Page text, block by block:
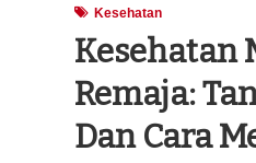
Kesehatan
Kesehatan
Remaja:
Dan Cara